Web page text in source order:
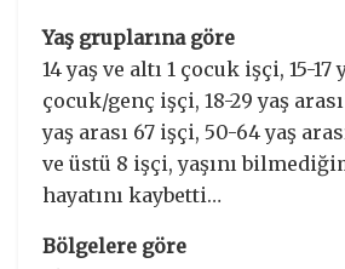
Yaş gruplarına göre
14 yaş ve altı 1 çocuk işçi, 15-17
çocuk/genç işçi, 18-29 yaş
yaş arası 67 işçi, 50-64 yaş
ve üstü 8 işçi, yaşını
hayatını kaybetti…
Bölgelere göre